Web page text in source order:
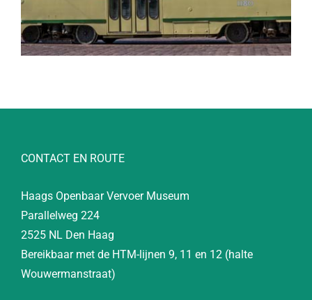
CONTACT EN ROUTE
Haags Openbaar Vervoer Museum
Parallelweg 224
2525 NL Den Haag
Bereikbaar met de HTM-lijnen 9, 11 en 12 (halte
Wouwermanstraat)